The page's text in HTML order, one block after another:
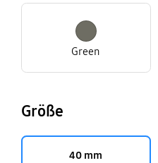
Green
Größe
40 mm